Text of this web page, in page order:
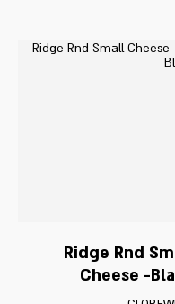
Ridge Rnd
Cheese -